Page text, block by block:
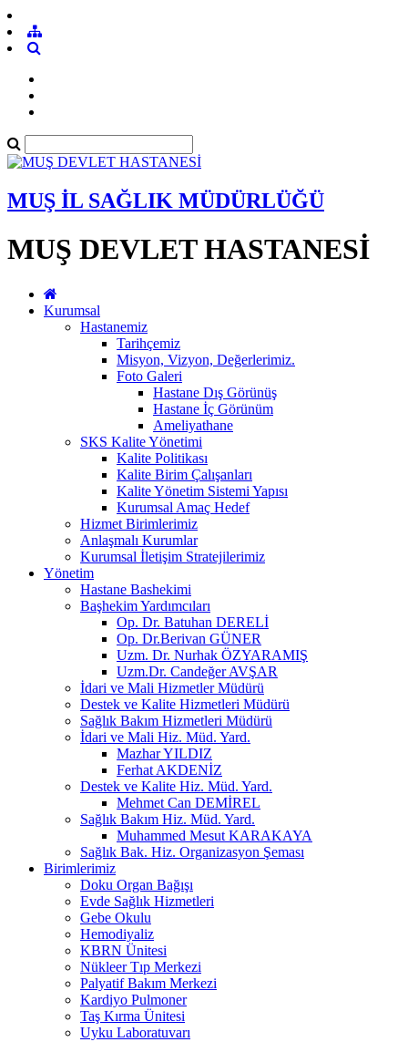
MUŞ İL SAĞLIK MÜDÜRLÜĞÜ
MUŞ DEVLET HASTANESİ
Kurumsal
Hastanemiz
Tarihçemiz
Misyon, Vizyon, Değerlerimiz.
Foto Galeri
Hastane Dış Görünüş
Hastane İç Görünüm
Ameliyathane
SKS Kalite Yönetimi
Kalite Politikası
Kalite Birim Çalışanları
Kalite Yönetim Sistemi Yapısı
Kurumsal Amaç Hedef
Hizmet Birimlerimiz
Anlaşmalı Kurumlar
Kurumsal İletişim Stratejilerimiz
Yönetim
Hastane Bashekimi
Başhekim Yardımcıları
Op. Dr. Batuhan DERELİ
Op. Dr.Berivan GÜNER
Uzm. Dr. Nurhak ÖZYARAMIŞ
Uzm.Dr. Candeğer AVŞAR
İdari ve Mali Hizmetler Müdürü
Destek ve Kalite Hizmetleri Müdürü
Sağlık Bakım Hizmetleri Müdürü
İdari ve Mali Hiz. Müd. Yard.
Mazhar YILDIZ
Ferhat AKDENİZ
Destek ve Kalite Hiz. Müd. Yard.
Mehmet Can DEMİREL
Sağlık Bakım Hiz. Müd. Yard.
Muhammed Mesut KARAKAYA
Sağlık Bak. Hiz. Organizasyon Şeması
Birimlerimiz
Doku Organ Bağışı
Evde Sağlık Hizmetleri
Gebe Okulu
Hemodiyaliz
KBRN Ünitesi
Nükleer Tıp Merkezi
Palyatif Bakım Merkezi
Kardiyo Pulmoner
Taş Kırma Ünitesi
Uyku Laboratuvarı